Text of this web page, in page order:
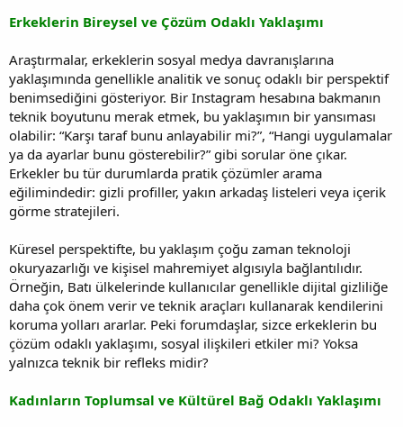
Erkeklerin Bireysel ve Çözüm Odaklı Yaklaşımı
Araştırmalar, erkeklerin sosyal medya davranışlarına
yaklaşımında genellikle analitik ve sonuç odaklı bir perspektif
benimsediğini gösteriyor. Bir Instagram hesabına bakmanın
teknik boyutunu merak etmek, bu yaklaşımın bir yansıması
olabilir: “Karşı taraf bunu anlayabilir mi?”, “Hangi uygulamalar
ya da ayarlar bunu gösterebilir?” gibi sorular öne çıkar.
Erkekler bu tür durumlarda pratik çözümler arama
eğilimindedir: gizli profiller, yakın arkadaş listeleri veya içerik
görme stratejileri.
Küresel perspektifte, bu yaklaşım çoğu zaman teknoloji
okuryazarlığı ve kişisel mahremiyet algısıyla bağlantılıdır.
Örneğin, Batı ülkelerinde kullanıcılar genellikle dijital gizliliğe
daha çok önem verir ve teknik araçları kullanarak kendilerini
koruma yolları ararlar. Peki forumdaşlar, sizce erkeklerin bu
çözüm odaklı yaklaşımı, sosyal ilişkileri etkiler mi? Yoksa
yalnızca teknik bir refleks midir?
Kadınların Toplumsal ve Kültürel Bağ Odaklı Yaklaşımı